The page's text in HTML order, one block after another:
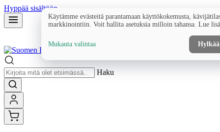
Hyppää sisältöön
Haku
Käytämme evästeitä parantamaan käyttökokemusta,
markkinointiin. Voit hallita asetuksia milloin tahansa. Lue
Mukauta valintaa Hylkää